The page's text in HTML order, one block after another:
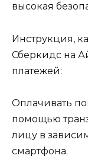
высокая
Инструкция,
Сберкидс на
платежей:
Оплачивать
помощью
лицу в
смартфона.